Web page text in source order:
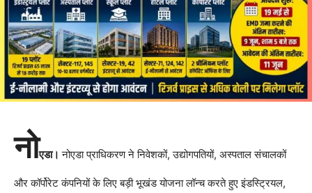
नोएडा। नोएडा प्राधिकरण ने निवेशकों, उद्योगपतियों, अस्पताल संचालकों
और कॉर्पोरेट कंपनियों के लिए बड़ी भूखंड योजना लॉन्च करते हुए इंडस्ट्रियल,